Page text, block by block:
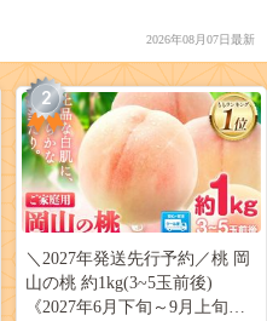
2026年08月07日最新
2
＼2027年発送先行予約／桃 岡
山の桃 約1kg(3~5玉前後)
《2027年6月下旬～9月上旬頃